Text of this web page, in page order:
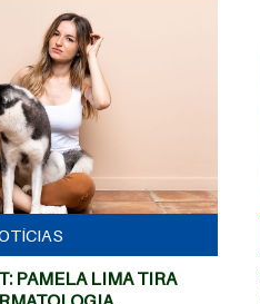
PAMELA LIMA TIRA